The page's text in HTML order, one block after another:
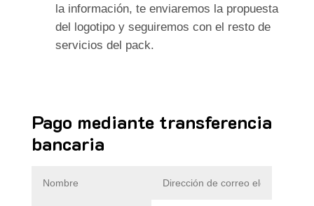
la información, te enviaremos la propuesta
del logotipo y seguiremos con el resto de
servicios del pack.
Pago mediante transferencia
bancaria